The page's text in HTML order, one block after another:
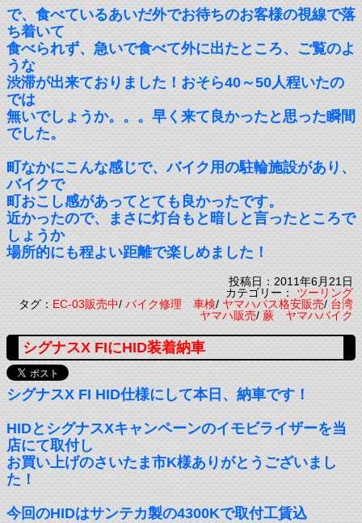
で、食べているあいだ外でお待ちのお客様の視線で落
ち着いて
食べられず、急いで食べて外に出たところ、ご覧のよ
うな
渋滞が出来ておりました！おそら40～50人程いたの
では
無いでしょうか。。。早く来て良かったと思った瞬間
でした。
町なかにこんな感じで、バイク用の駐輪施設があり、
バイクで
町おこし感があってとても良かったです。
近かったので、まさに灯台もと暗しと言ったところで
しょうか
場所的にも程よい距離で楽しめました！
投稿日：2011年6月21日
カテゴリー：ツーリング
タグ：EC-03販売中/バイク修理 車検/ヤマハパス格安販売/台湾
ヤマハ販売/蕨 ヤマハバイク
シグナスX FIにHID装着納車
シグナスX FI HID仕様にして本日、納車です！
HIDとシグナスXキャンペーンのイモビライザーを当
店にて取付し
お買い上げのさいたま市K様ありがとうございまし
た！
今回のHIDはサンテカ製の4300Kで取付工賃込